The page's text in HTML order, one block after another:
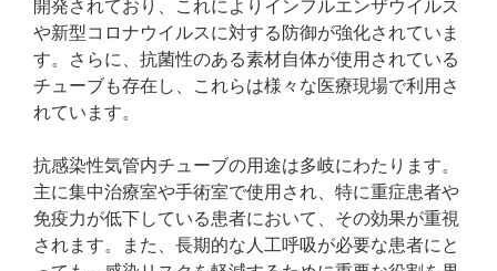
開発されており、これによりインフルエンザウイルス
や新型コロナウイルスに対する防御が強化されていま
す。さらに、抗菌性のある素材自体が使用されている
チューブも存在し、これらは様々な医療現場で利用さ
れています。
抗感染性気管内チューブの用途は多岐にわたります。
主に集中治療室や手術室で使用され、特に重症患者や
免疫力が低下している患者において、その効果が重視
されます。また、長期的な人工呼吸が必要な患者にと